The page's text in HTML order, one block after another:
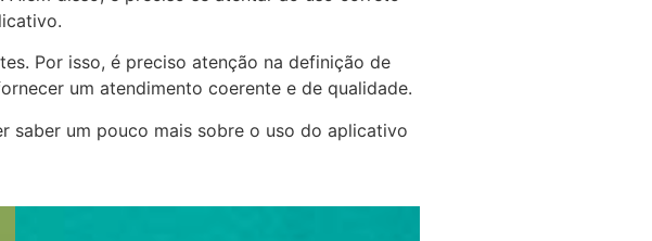
Por isso, é preciso atenção na definição de
um atendimento coerente e de qualidade.
saber um pouco mais sobre o uso do aplicativo